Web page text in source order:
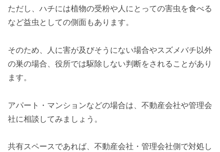
ただし、ハチには植物の受粉や人にとっての害虫を食べる
など益虫としての側面もあります。
そのため、人に害が及びそうにない場合やスズメバチ以外
の巣の場合、役所では駆除しない判断をされることがあり
ます。
アパート・マンションなどの場合は、不動産会社や管理会
社に相談してみましょう。
共有スペースであれば、不動産会社・管理会社側で対処し